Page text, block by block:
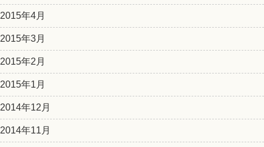
2015年4月
2015年3月
2015年2月
2015年1月
2014年12月
2014年11月